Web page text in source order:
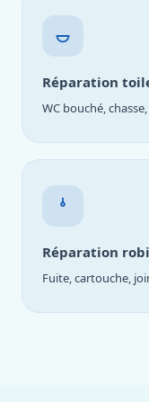
Réparation
WC bouché,
Réparation
Fuite, cartouche,